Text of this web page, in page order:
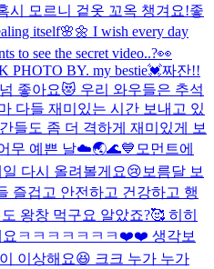
시 모르니 겉옷 꼬옥 챙겨요!좋
itself🌸🌼 I wish every day
to see the secret video..?👀
PHOTO BY. my bestie💓짜잔!!
좋아요😻 우리 와우들은 추석
다들 재미있는 시간 보내고 있
들도 좀 더 격하게 재미있게 보
무 예쁜 날☁️🌏🌊💙 모먼트에
다시 올려볼게요😢 보름달 보
즐겁고 안전하고 건강하고 행
왕창 먹구요 알았죠?🥰 히히
요ㅋㅋㅋㅋㅋㅋㅋ❤️❤️ 생각보
이상해요😆 크크 누가 누가